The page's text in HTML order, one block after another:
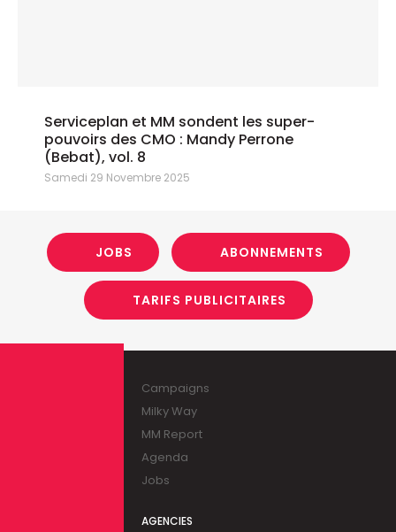
Serviceplan et MM sondent les super-
pouvoirs des CMO : Mandy Perrone
(Bebat), vol. 8
Samedi 29 Novembre 2025
JOBS ABONNEMENTS
TARIFS PUBLICITAIRES
Campaigns
Milky Way
MM Report
Agenda
Jobs
AGENCIES